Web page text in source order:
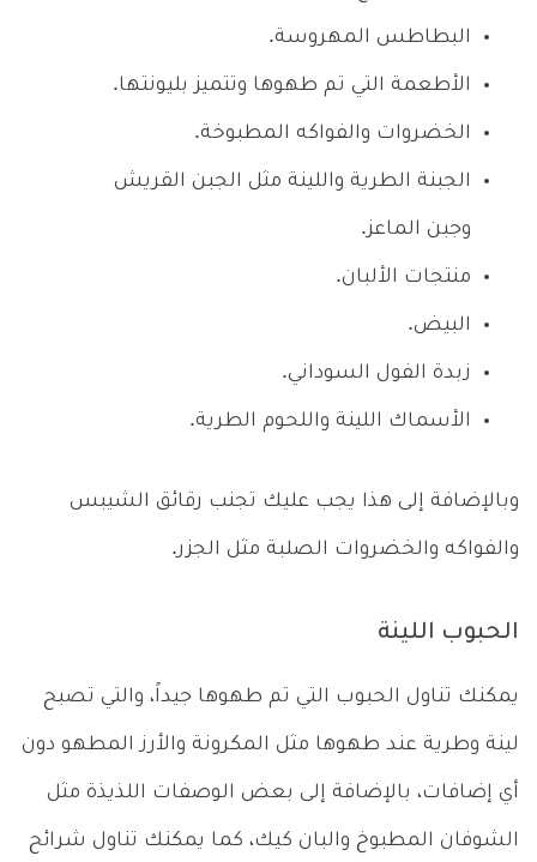
البطاطس المهروسة.
الأطعمة التي تم طهوها وتتميز بليونتها.
الخضروات والفواكه المطبوخة.
الجبنة الطرية واللينة مثل الجبن القريش
وجبن الماعز.
منتجات الألبان.
البيض.
زبدة الفول السوداني.
الأسماك اللينة واللحوم الطرية.
وبالإضافة إلى هذا يجب عليك تجنب رقائق الشيبس
والفواكه والخضروات الصلبة مثل الجزر.
الحبوب اللينة
يمكنك تناول الحبوب التي تم طهوها جيداً، والتي تصبح
لينة وطرية عند طهوها مثل المكرونة والأرز المطهو دون
أي إضافات، بالإضافة إلى بعض الوصفات اللذيذة مثل
الشوفان المطبوخ والبان كيك، كما يمكنك تناول شرائح